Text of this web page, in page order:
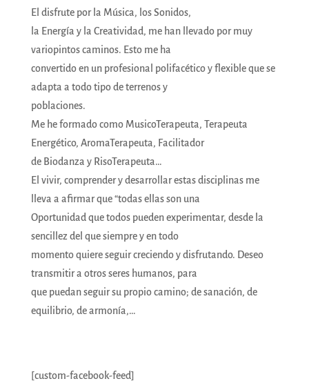
El disfrute por la Música, los Sonidos,
la Energía y la Creatividad, me han llevado por muy
variopintos caminos. Esto me ha
convertido en un profesional polifacético y flexible que se
adapta a todo tipo de terrenos y
poblaciones.
Me he formado como MusicoTerapeuta, Terapeuta
Energético, AromaTerapeuta, Facilitador
de Biodanza y RisoTerapeuta…
El vivir, comprender y desarrollar estas disciplinas me
lleva a afirmar que “todas ellas son una
Oportunidad que todos pueden experimentar, desde la
sencillez del que siempre y en todo
momento quiere seguir creciendo y disfrutando. Deseo
transmitir a otros seres humanos, para
que puedan seguir su propio camino; de sanación, de
equilibrio, de armonía,…
[custom-facebook-feed]